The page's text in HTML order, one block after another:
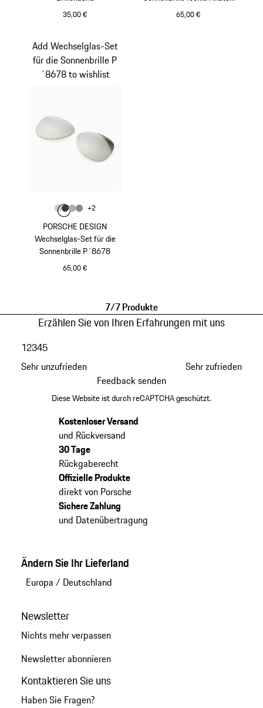
35,00 €
#1
65,00 €
PORSCHE DESIGN
Wechselglas-Set für die
Sonnenbrille P´8678
65,00 €
Add Wechselglas-Set
für die Sonnenbrille P
´8678 to wishlist
Farbe
Farbehellgrau
Farbe braun
Farbegrau
Farbe
+2
7/7 Produkte
Erzählen Sie von Ihren Erfahrungen mit uns
Sehr unzufrieden
12345
Sehr zufrieden
Feedback senden
Diese Website ist durch reCAPTCHA geschützt.
Kostenloser Versand
und Rückversand
30 Tage
Rückgaberecht
Offizielle Produkte
direkt von Porsche
Sichere Zahlung
und Datenübertragung
Ändern Sie Ihr Lieferland
Europa / Deutschland
Newsletter
Nichts mehr verpassen
Newsletter abonnieren
Kontaktieren Sie uns
Haben Sie Fragen?